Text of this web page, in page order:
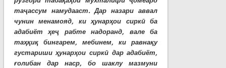
таҷассум намудааст. Дар назари аввал
чунин менамояд, ки ҳунарҳои сиркӣ ба
адабиёт ҳеҷ рабте надоранд, вале ба
таҳқиқ бингарем, мебинем, ки равнақу
густариши ҳунарҳои сиркӣ дар адабиёт,
ғолибан дар наср, бо шаклу мазмуни